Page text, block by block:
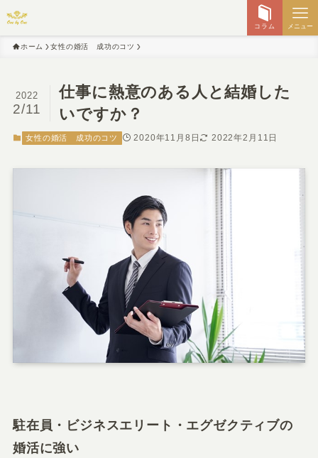
コラム メニュー
ホーム 女性の婚活 成功のコツ
仕事に熱意のある人と結婚した
いですか？
2022
2/11
女性の婚活 成功のコツ 2020年11月8日 2022年2月11日
駐在員・ビジネスエリート・エグゼクティブの
婚活に強い